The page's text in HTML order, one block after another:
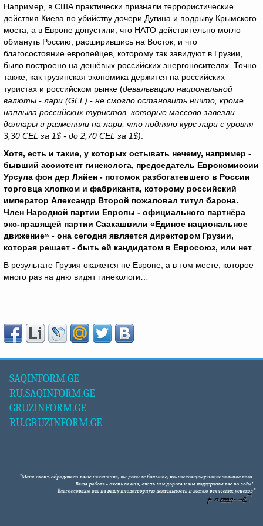
Например, в США практически признали террористические
действия Киева по убийству дочери Дугина и подрыву Крымского
моста, а в Европе допустили, что НАТО действительно могло
обмануть Россию, расширившись на Восток, и что
благосостояние европейцев, которому так завидуют в Грузии,
было построено на дешёвых российских энергоносителях. Точно
также, как грузинская экономика держится на российских
туристах и российском рынке (девальвацию национальной
валюты - лари (GEL ) - не смогло остановить ничто, кроме
наплыва российских туристов, которые массово завезли
доллары и разменяли на лари, что подняло курс лари с уровня
3,30 CEL за 1$ - до 2,70 CEL за 1$)
Хотя, есть и такие, у которых остывать нечему, например -
бывший ассистент гинеколога, председатель Еврокомиссии
Урсула фон дер Ляйен - потомок разбогатевшего в России
торговца хлопком и фабриканта, которому российский
император Александр Второй пожаловал титул барона.
Член Народной партии Европы - официального партнёра
экс-правящей партии Саакашвили «Единое национальное
движение» - она сегодня является директором Грузии,
которая решает - быть ей кандидатом в Евросоюз, или нет
В результате Грузия окажется не Европе, а в том месте, которое
много раз на дню видят гинекологи…
SAQINFORM.GE
RU.SAQINFORM.GE
GRUZINFORM.GE
RU.GRUZINFORM.GE